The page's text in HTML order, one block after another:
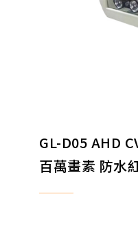
GL-D05 AHD
百萬畫素 防水
機